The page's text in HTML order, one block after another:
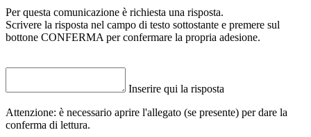
Per questa comunicazione è richiesta una risposta.
Scrivere la risposta nel campo di testo sottostante e premere sul
bottone CONFERMA per confermare la propria adesione.
Inserire qui la risposta
Attenzione: è necessario aprire l'allegato (se presente) per dare la
conferma di lettura.